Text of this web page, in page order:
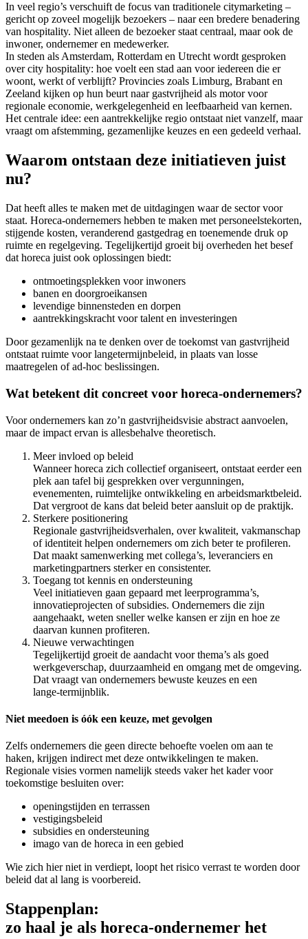
In veel regio’s verschuift de focus van traditionele citymarketing –
gericht op zoveel mogelijk bezoekers – naar een bredere benadering
van hospitality. Niet alleen de bezoeker staat centraal, maar ook de
inwoner, ondernemer en medewerker.
In steden als Amsterdam, Rotterdam en Utrecht wordt gesproken
over city hospitality: hoe voelt een stad aan voor iedereen die er
woont, werkt of verblijft? Provincies zoals Limburg, Brabant en
Zeeland kijken op hun beurt naar gastvrijheid als motor voor
regionale economie, werkgelegenheid en leefbaarheid van kernen.
Het centrale idee: een aantrekkelijke regio ontstaat niet vanzelf, maar
vraagt om afstemming, gezamenlijke keuzes en een gedeeld verhaal.
Waarom ontstaan deze initiatieven juist
nu?
Dat heeft alles te maken met de uitdagingen waar de sector voor
staat. Horeca‑ondernemers hebben te maken met personeelstekorten,
stijgende kosten, veranderend gastgedrag en toenemende druk op
ruimte en regelgeving. Tegelijkertijd groeit bij overheden het besef
dat horeca juist ook oplossingen biedt:
ontmoetingsplekken voor inwoners
banen en doorgroeikansen
levendige binnensteden en dorpen
aantrekkingskracht voor talent en investeringen
Door gezamenlijk na te denken over de toekomst van gastvrijheid
ontstaat ruimte voor langetermijnbeleid, in plaats van losse
maatregelen of ad‑hoc beslissingen.
Wat betekent dit concreet voor horeca‑ondernemers?
Voor ondernemers kan zo’n gastvrijheidsvisie abstract aanvoelen,
maar de impact ervan is allesbehalve theoretisch.
Meer invloed op beleid
Wanneer horeca zich collectief organiseert, ontstaat eerder een
plek aan tafel bij gesprekken over vergunningen,
evenementen, ruimtelijke ontwikkeling en arbeidsmarktbeleid.
Dat vergroot de kans dat beleid beter aansluit op de praktijk.
Sterkere positionering
Regionale gastvrijheidsverhalen, over kwaliteit, vakmanschap
of identiteit helpen ondernemers om zich beter te profileren.
Dat maakt samenwerking met collega’s, leveranciers en
marketingpartners sterker en consistenter.
Toegang tot kennis en ondersteuning
Veel initiatieven gaan gepaard met leerprogramma’s,
innovatieprojecten of subsidies. Ondernemers die zijn
aangehaakt, weten sneller welke kansen er zijn en hoe ze
daarvan kunnen profiteren.
Nieuwe verwachtingen
Tegelijkertijd groeit de aandacht voor thema’s als goed
werkgeverschap, duurzaamheid en omgang met de omgeving.
Dat vraagt van ondernemers bewuste keuzes en een
lange‑termijnblik.
Niet meedoen is óók een keuze, met gevolgen
Zelfs ondernemers die geen directe behoefte voelen om aan te
haken, krijgen indirect met deze ontwikkelingen te maken.
Regionale visies vormen namelijk steeds vaker het kader voor
toekomstige besluiten over:
openingstijden en terrassen
vestigingsbeleid
subsidies en ondersteuning
imago van de horeca in een gebied
Wie zich hier niet in verdiept, loopt het risico verrast te worden door
beleid dat al lang is voorbereid.
Stappenplan:
zo haal je als horeca‑ondernemer het